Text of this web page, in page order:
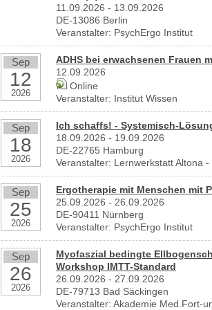
11.09.2026 - 13.09.2026
DE-13086 Berlin
Veranstalter: PsychErgo Institut
Sep
12
2026
ADHS bei erwachsenen Frauen
12.09.2026
Online
Veranstalter: Institut Wissen
Sep
18
2026
Ich schaffs! - Systemisch-
18.09.2026 - 19.09.2026
DE-22765 Hamburg
Veranstalter: Lernwerkstatt Altona
Sep
25
2026
Ergotherapie mit Menschen mit
25.09.2026 - 26.09.2026
DE-90411 Nürnberg
Veranstalter: PsychErgo Institut
Sep
26
2026
Myofaszial bedingte
Workshop IMTT-Standard
26.09.2026 - 27.09.2026
DE-79713 Bad Säckingen
Veranstalter: Akademie Med.Fort-
Bewerbung um einen Praktikumsplatz für
September 2026
Berlin/ Mitte
weitere Praktikumsgesuche
25996
50931